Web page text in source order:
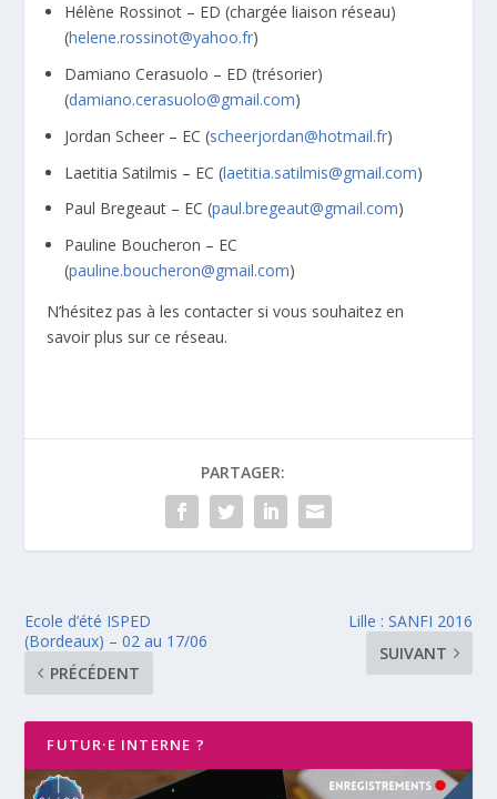
Hélène Rossinot – ED (chargée liaison réseau)
(helene.rossinot@yahoo.fr)
Damiano Cerasuolo – ED (trésorier)
(damiano.cerasuolo@gmail.com)
Jordan Scheer – EC (scheerjordan@hotmail.fr)
Laetitia Satilmis – EC (laetitia.satilmis@gmail.com)
Paul Bregeaut – EC (paul.bregeaut@gmail.com)
Pauline Boucheron – EC
(pauline.boucheron@gmail.com)
N’hésitez pas à les contacter si vous souhaitez en
savoir plus sur ce réseau.
PARTAGER:
Ecole d’été ISPED
(Bordeaux) – 02 au 17/06
PRÉCÉDENT
Lille : SANFI 2016
SUIVANT
FUTUR·E INTERNE ?